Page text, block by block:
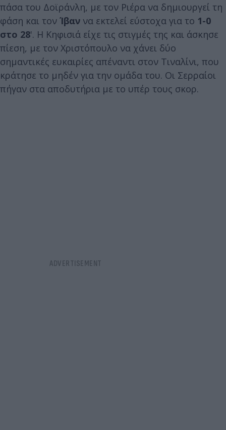
πάσα του Δοϊράνλη, με τον Ριέρα να δημιουργεί τη
φάση και τον Ίβαν να εκτελεί εύστοχα για το 1-0
στο 28'. Η Κηφισιά είχε τις στιγμές της και άσκησε
πίεση, με τον Χριστόπουλο να χάνει δύο
σημαντικές ευκαιρίες απέναντι στον Τιναλίνι, που
κράτησε το μηδέν για την ομάδα του. Οι Σερραίοι
πήγαν στα αποδυτήρια με το υπέρ τους σκορ.